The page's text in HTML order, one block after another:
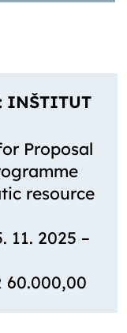
: INŠTITUT
Proposal
resource
11. 2025 –
60.000,00